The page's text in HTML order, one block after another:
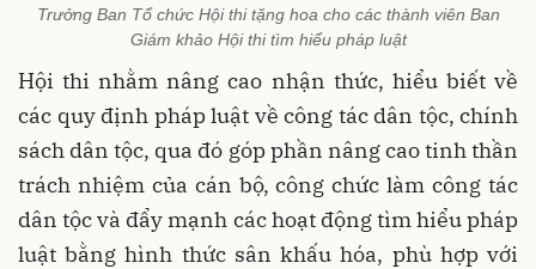
Trưởng Ban Tổ chức Hội thi tặng hoa cho các thành viên Ban
Giám khảo Hội thi tìm hiểu pháp luật
Hội thi nhằm nâng cao nhận thức, hiểu biết về
các quy định pháp luật về công tác dân tộc, chính
sách dân tộc, qua đó góp phần nâng cao tinh thần
trách nhiệm của cán bộ, công chức làm công tác
dân tộc và đẩy mạnh các hoạt động tìm hiểu pháp
luật bằng hình thức sân khấu hóa, phù hợp với